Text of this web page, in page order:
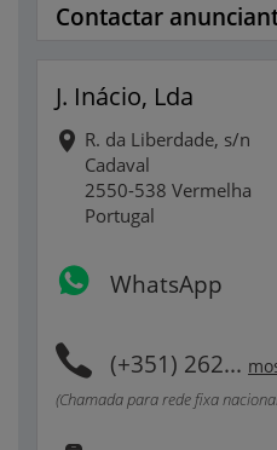
Contactar
J. Inácio, Lda
R. da Liberdade, s/n
Cadaval
2550-538 Vermelha
Portugal
WhatsApp
(+351) 262...
(Chamada para rede fixa